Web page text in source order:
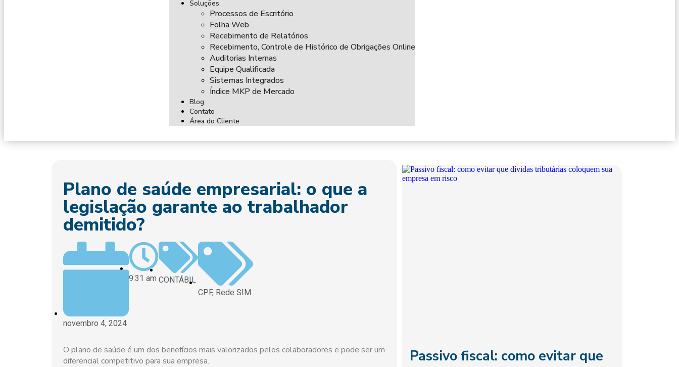
Soluções
Processos de Escritório
Folha Web
Recebimento de Relatórios
Recebimento, Controle de Histórico de Obrigações Online
Auditorias Internas
Equipe Qualificada
Sistemas Integrados
Índice MKP de Mercado
Blog
Contato
Área do Cliente
Plano de saúde empresarial: o que a
legislação garante ao trabalhador
demitido?
novembro 4, 2024
9:31 am CONTÁBIL
CPF, Rede SIM
O plano de saúde é um dos benefícios mais valorizados pelos colaboradores e pode ser um
diferencial competitivo para sua empresa.
Passivo fiscal: como evitar que